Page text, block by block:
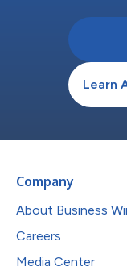
Learn
Company
About Business
Careers
Media Center